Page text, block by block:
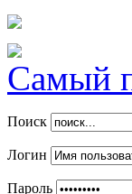
Самый
Поиск
Логин
Пароль